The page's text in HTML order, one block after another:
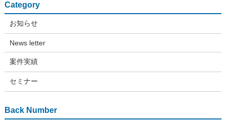
Category
お知らせ
News letter
案件実績
セミナー
Back Number